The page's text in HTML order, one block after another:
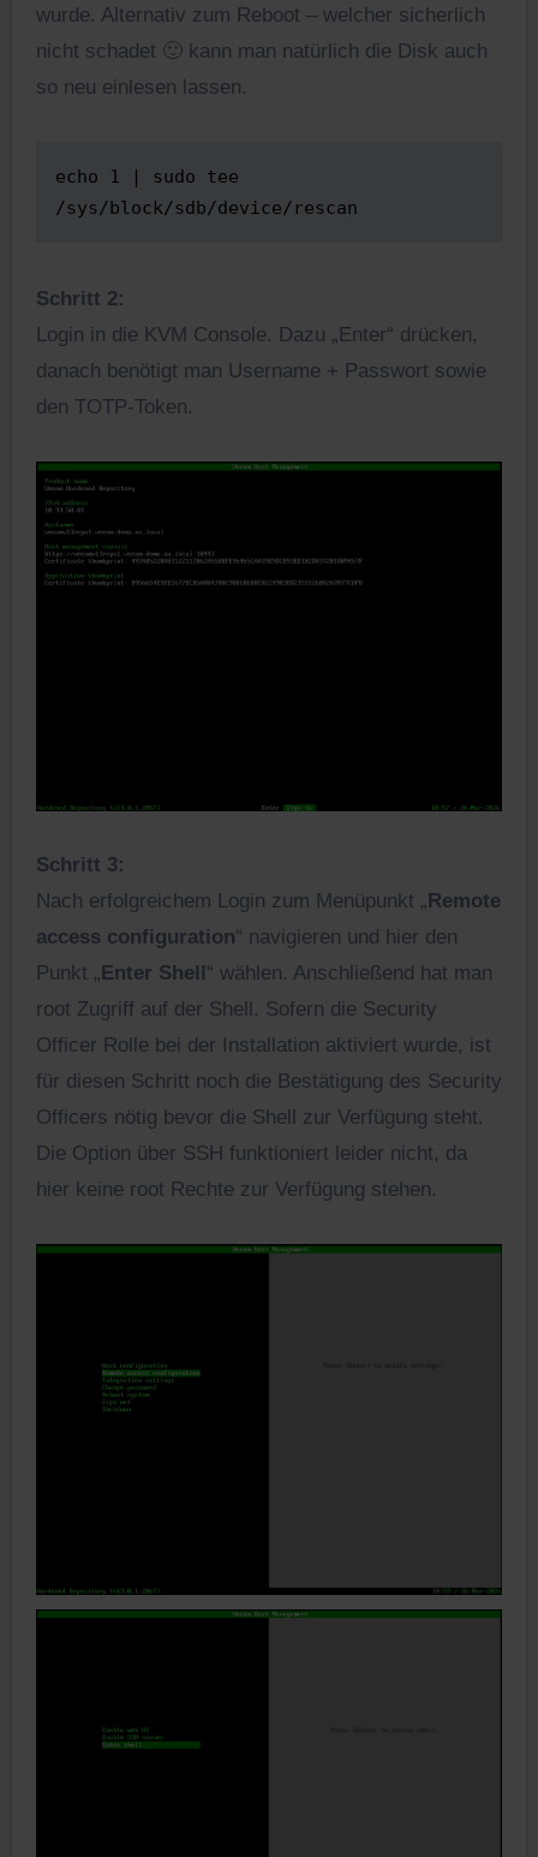
wurde. Alternativ zum Reboot – welcher sicherlich
nicht schadet 🙂 kann man natürlich die Disk auch
so neu einlesen lassen.
echo 1 | sudo tee
/sys/block/sdb/device/rescan
Schritt 2:
Login in die KVM Console. Dazu „Enter“ drücken,
danach benötigt man Username + Passwort sowie
den TOTP-Token.
Schritt 3:
Nach erfolgreichem Login zum Menüpunkt „Remote
access configuration“ navigieren und hier den
Punkt „Enter Shell“ wählen. Anschließend hat man
root Zugriff auf der Shell. Sofern die Security
Officer Rolle bei der Installation aktiviert wurde, ist
für diesen Schritt noch die Bestätigung des Security
Officers nötig bevor die Shell zur Verfügung steht.
Die Option über SSH funktioniert leider nicht, da
hier keine root Rechte zur Verfügung stehen.